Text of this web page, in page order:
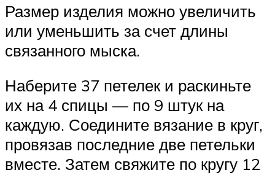
Размер изделия можно увеличить
или уменьшить за счет длины
связанного мыска.
Наберите 37 петелек и раскиньте
их на 4 спицы — по 9 штук на
каждую. Соедините вязание в круг,
провязав последние две петельки
вместе. Затем свяжите по кругу 12